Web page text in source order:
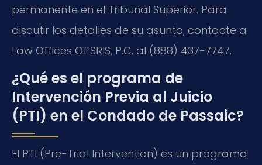
permanente en el Tribunal Superior. Para
discutir los detalles de su asunto, contacte a
Law Offices Of SRIS, P.C. al (888) 437-7747.
¿Qué es el programa de
Intervención Previa al Juicio
(PTI) en el Condado de Passaic?
El PTI (Pre-Trial Intervention) es un programa